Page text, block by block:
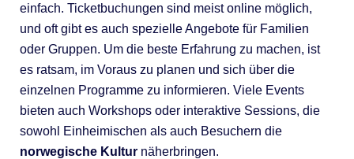
einfach. Ticketbuchungen sind meist online möglich,
und oft gibt es auch spezielle Angebote für Familien
oder Gruppen. Um die beste Erfahrung zu machen, ist
es ratsam, im Voraus zu planen und sich über die
einzelnen Programme zu informieren. Viele Events
bieten auch Workshops oder interaktive Sessions, die
sowohl Einheimischen als auch Besuchern die
norwegische Kulturnäherbringen.